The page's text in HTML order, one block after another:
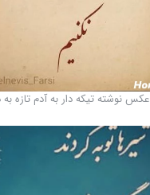
عکس نوشته تیکه دار به آدم تازه